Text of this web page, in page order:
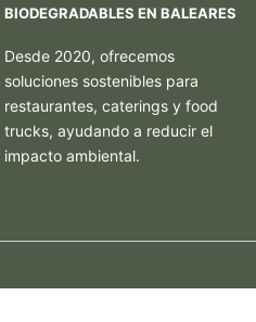
BIODEGRADABLES EN BALEARES
Desde 2020, ofrecemos
soluciones sostenibles para
restaurantes, caterings y food
trucks, ayudando a reducir el
impacto ambiental.